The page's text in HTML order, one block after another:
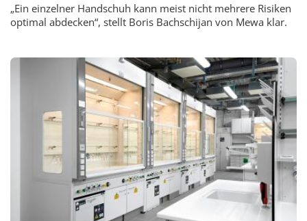
„Ein einzelner Handschuh kann meist nicht mehrere Risiken
optimal abdecken“, stellt Boris Bachschijan von Mewa klar.